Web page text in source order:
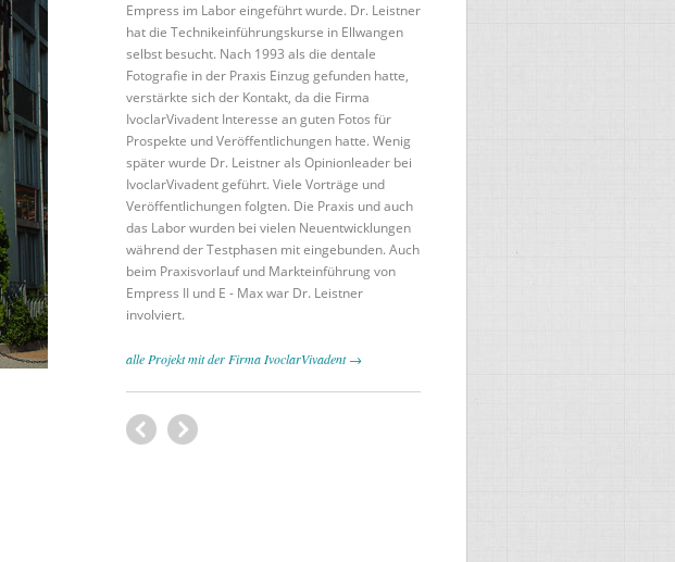
Empress im Labor eingeführt wurde. Dr. Leistner
hat die Technikeinführungskurse in Ellwangen
selbst besucht. Nach 1993 als die dentale
Fotografie in der Praxis Einzug gefunden hatte,
verstärkte sich der Kontakt, da die Firma
IvoclarVivadent Interesse an guten Fotos für
Prospekte und Veröffentlichungen hatte. Wenig
später wurde Dr. Leistner als Opinionleader bei
IvoclarVivadent geführt. Viele Vorträge und
Veröffentlichungen folgten. Die Praxis und auch
das Labor wurden bei vielen Neuentwicklungen
während der Testphasen mit eingebunden. Auch
beim Praxisvorlauf und Markteinführung von
Empress II und E - Max war Dr. Leistner
involviert.
alle Projekt mit der Firma IvoclarVivadent →